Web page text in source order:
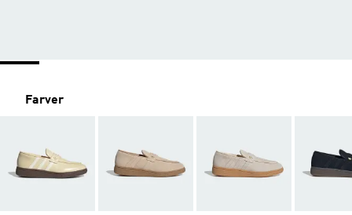
Farver